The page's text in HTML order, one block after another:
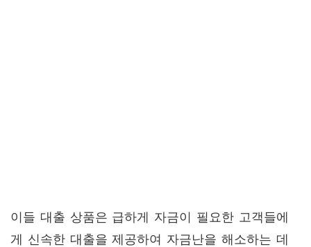
이들 대출 상품은 급하게 자금이 필요한 고객들에
게 신속한 대출을 제공하여 자금난을 해소하는 데